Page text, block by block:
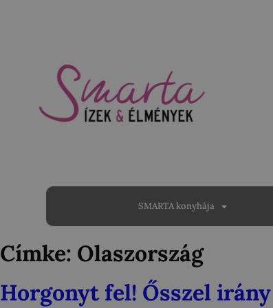
SMARTA konyhája
Címke: Olaszország
Horgonyt fel! Ősszel